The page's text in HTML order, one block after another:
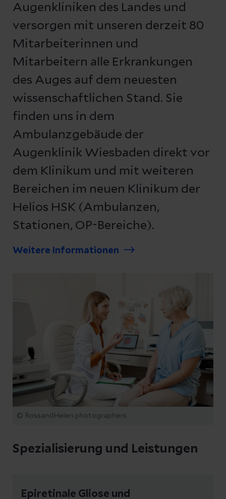
Augenkliniken des Landes und
versorgen mit unseren derzeit 80
Mitarbeiterinnen und
Mitarbeitern alle Erkrankungen
des Auges auf dem neuesten
wissenschaftlichen Stand. Sie
finden uns in dem
Ambulanzgebäude der
Augenklinik Wiesbaden direkt vor
dem Klinikum und mit weiteren
Bereichen im neuen Klinikum der
Helios HSK (Ambulanzen,
Stationen, OP-Bereiche).
Weitere Informationen
© RossandHelen photographers
Spezialisierung und Leistungen
Epiretinale Gliose und